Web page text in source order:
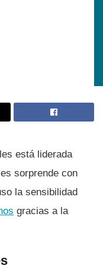
está liderada
sorprende con
la sensibilidad
gracias a la